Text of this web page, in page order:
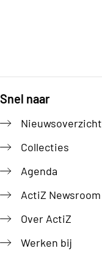
Snel naar
Nieuwsoverzicht
Collecties
Agenda
ActiZ Newsroom
Over ActiZ
Werken bij